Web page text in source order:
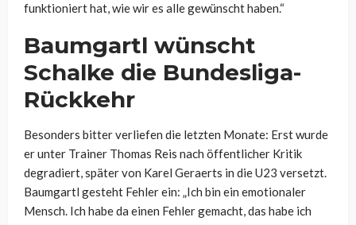
funktioniert hat, wie wir es alle gewünscht haben.“
Baumgartl wünscht
Schalke die Bundesliga-
Rückkehr
Besonders bitter verliefen die letzten Monate: Erst wurde
er unter Trainer Thomas Reis nach öffentlicher Kritik
degradiert, später von Karel Geraerts in die U23 versetzt.
Baumgartl gesteht Fehler ein: „Ich bin ein emotionaler
Mensch. Ich habe da einen Fehler gemacht, das habe ich